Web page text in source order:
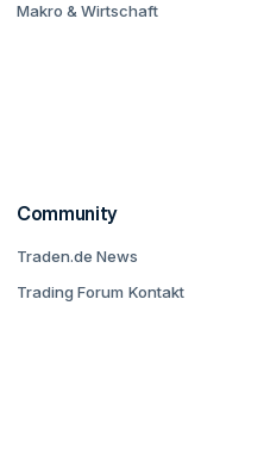
Makro & Wirtschaft
Community
Traden.de News
Trading Forum Kontakt